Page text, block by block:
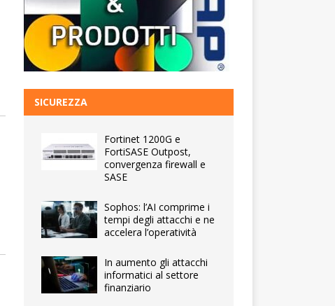
SICUREZZA
Fortinet 1200G e
FortiSASE Outpost,
convergenza firewall e
SASE
Sophos: l’AI comprime i
tempi degli attacchi e ne
accelera l’operatività
In aumento gli attacchi
informatici al settore
finanziario